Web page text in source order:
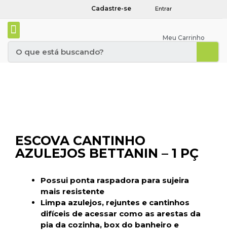
Cadastre-se Entrar
Meu Carrinho
ESCOVA CANTINHO
AZULEJOS BETTANIN – 1 PÇ
Possui ponta raspadora para sujeira
mais resistente
Limpa azulejos, rejuntes e cantinhos
difíceis de acessar como as arestas da
pia da cozinha, box do banheiro e